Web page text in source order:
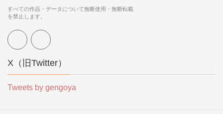
すべての作品・データについて無断使用・無断転載
を禁止します。
X（旧Twitter）
Tweets by gengoya